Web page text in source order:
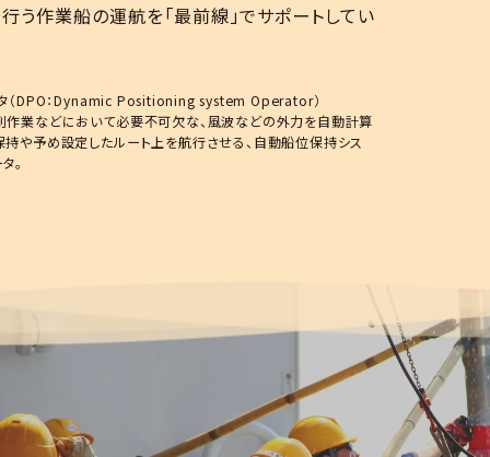
う作業船の運航を「最前線」でサポートしてい
（DPO：Dynamic Positioning system Operator）
作業などにおいて必要不可欠な、風波などの外力を自動計算
や予め設定したルート上を航行させる、自動船位保持シス
。